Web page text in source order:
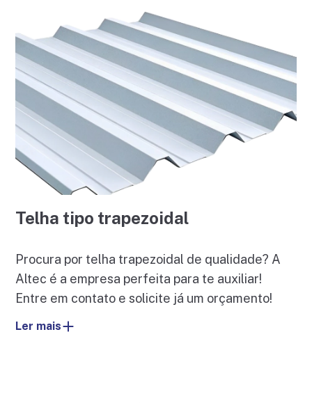
Telha tipo trapezoidal
Procura por telha trapezoidal de qualidade? A
Altec é a empresa perfeita para te auxiliar!
Entre em contato e solicite já um orçamento!
Ler mais